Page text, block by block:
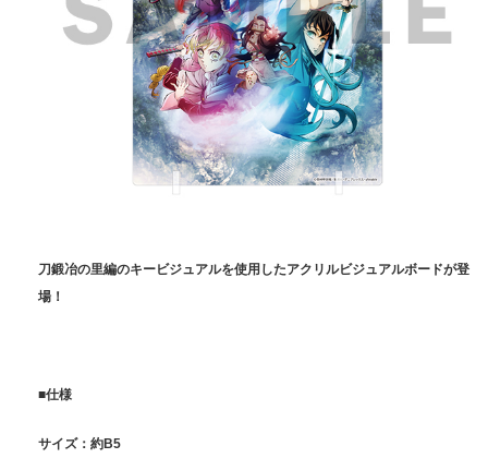
刀鍛冶の里編のキービジュアルを使用したアクリルビジュアルボードが登
場！
■仕様
サイズ：約B5